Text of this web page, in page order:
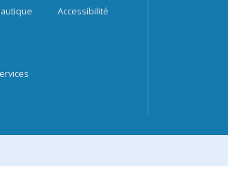
Accessibilité